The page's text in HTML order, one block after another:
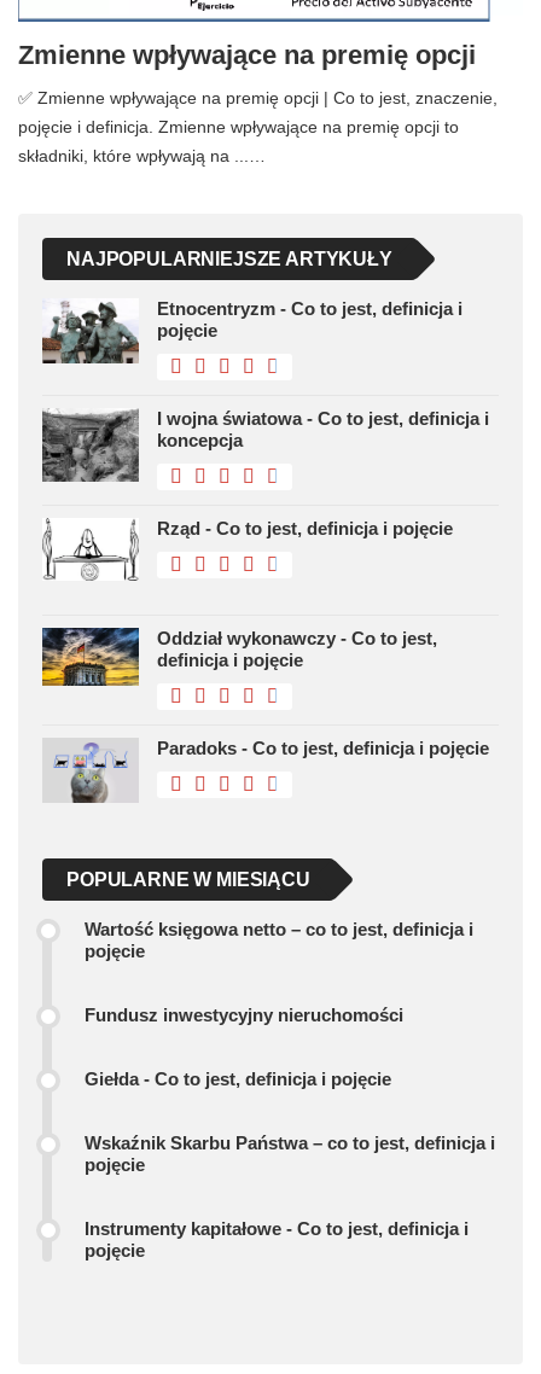
Zmienne wpływające na premię opcji
✅ Zmienne wpływające na premię opcji | Co to jest, znaczenie,
pojęcie i definicja. Zmienne wpływające na premię opcji to
składniki, które wpływają na ...…
NAJPOPULARNIEJSZE ARTYKUŁY
Etnocentryzm - Co to jest, definicja i
pojęcie
I wojna światowa - Co to jest, definicja i
koncepcja
Rząd - Co to jest, definicja i pojęcie
Oddział wykonawczy - Co to jest,
definicja i pojęcie
Paradoks - Co to jest, definicja i pojęcie
POPULARNE W MIESIĄCU
Wartość księgowa netto – co to jest, definicja i
pojęcie
Fundusz inwestycyjny nieruchomości
Giełda - Co to jest, definicja i pojęcie
Wskaźnik Skarbu Państwa – co to jest, definicja i
pojęcie
Instrumenty kapitałowe - Co to jest, definicja i
pojęcie